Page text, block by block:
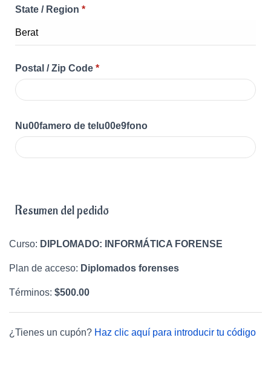
State / Region *
Postal / Zip Code *
Nu00famero de telu00e9fono
Resumen del pedido
Curso: DIPLOMADO: INFORMÁTICA FORENSE
Plan de acceso: Diplomados forenses
Términos: $500.00
¿Tienes un cupón? Haz clic aquí para introducir tu código